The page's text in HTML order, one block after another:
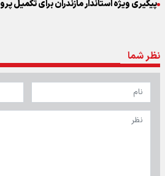
پیگیری ویژه استاندار مازندران برای تکمیل
نظر شما